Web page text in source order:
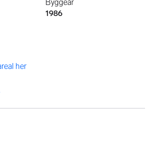
Byggeår
1986
her